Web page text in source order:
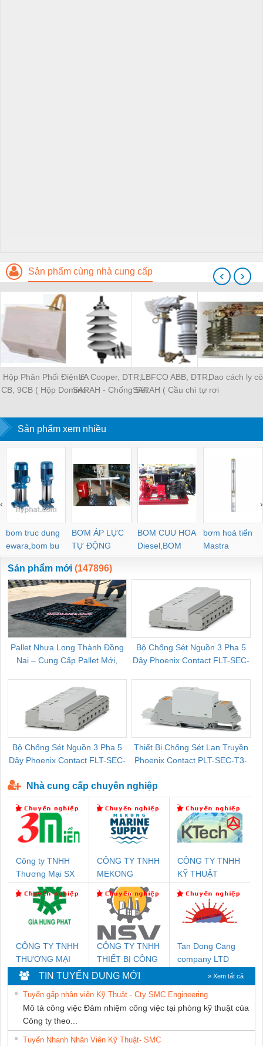
Sản phẩm cùng nhà cung cấp
Hộp Phân Phối Điện 6
CB, 9CB ( Hộp Domino
LA Cooper, DTR,
SARAH - Chống Sét
LBFCO ABB, DTR,
SARAH ( Cầu chì tự rơi
Dao cách ly
‹ ›
Sản phẩm xem nhiều
bom truc dung
ewara,bom bu
ewara
BƠM ÁP LỰC
TỰ ĐỘNG
BOM CUU HOA
Diesel,BOM
CHUA CHAY
bơm hoả tiển
Mastra
‹ ›
Sản phẩm mới (147896)
Pallet Nhựa Long Thành Đồng
Nai – Cung Cấp Pallet Mới,
Bộ Chống Sét Nguồn 3 Pha 5
Dây Phoenix Contact FLT-SEC-
Bộ Chống Sét Nguồn 3 Pha 5
Dây Phoenix Contact FLT-SEC-
Thiết Bị Chống Sét Lan Truyền
Phoenix Contact PLT-SEC-T3-
Nhà cung cấp chuyên nghiệp
Công ty TNHH
Thương Mại SX
Ba Miền
CÔNG TY TNHH
MEKONG
MARINE
SUPPLY
CÔNG TY TNHH
KỸ THUẬT
NAM
CÔNG TY TNHH
THƯƠNG MẠI
DỊCH VỤ KỸ
THUẬT ĐIỆN CƠ
GIA HƯNG PHÁT
CÔNG TY TNHH
THIẾT BỊ CÔNG
NGHIỆP NIHON
SETSUBI VIỆT
NAM
Tan Dong Cang
company LTD
TIN TUYỂN DỤNG MỚI » Xem tất cả
Tuyển gấp nhân viên Kỹ Thuật - Cty SMC Engineering
Mô tả công việc Đảm nhiệm công việc tại phòng kỹ thuật của
Công ty theo...
Tuyển Nhanh Nhân Viên Kỹ Thuật- SMC